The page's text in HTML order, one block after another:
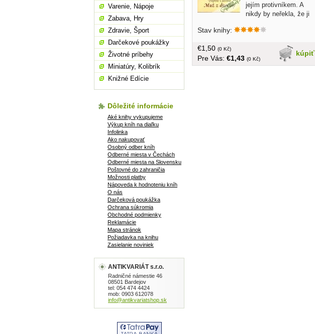
jejím protivníkem. A
nikdy by neřekla, že ji
je Dev Cutter, dokáže tak vyvést z
menší formát, 247 strán
Stav knihy:
kúpiť
€1,50 (0 Kč)
Pre Vás: €1,43 (0 Kč)
Varenie, Nápoje
Zabava, Hry
Zdravie, Šport
Darčekové poukážky
Životné príbehy
Miniatúry, Kolibrík
Knižné Edície
Dôležité informácie
Aké knihy vykupujeme
Výkup kníh na diaľku
Infolinka
Ako nakupovať
Osobný odber kníh
Odberné miesta v Čechách
Odberné miesta na Slovensku
Poštovné do zahraničia
Možnosti platby
Nápoveda k hodnoteniu kníh
O nás
Darčeková poukážka
Ochrana súkromia
Obchodné podmienky
Reklamácie
Mapa stránok
Požiadavka na knihu
Zasielanie noviniek
ANTIKVARIÁT s.r.o.
Radničné námestie 46
08501 Bardejov
tel: 054 474 4424
mob: 0903 612078
info@antikvariatshop.sk